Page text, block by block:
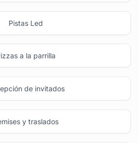
Pistas Led
a la parrilla
de invitados
y traslados